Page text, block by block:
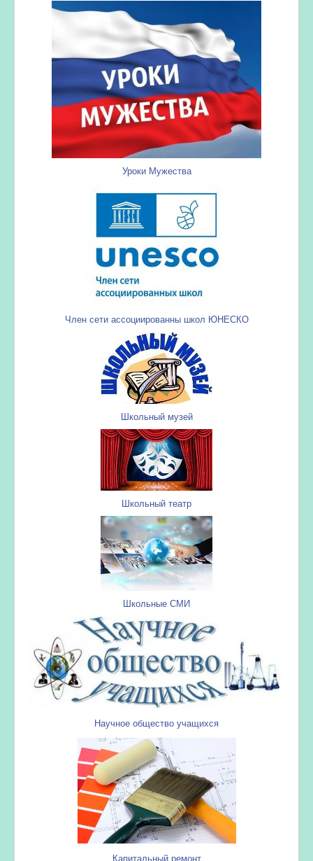
Уроки Мужества
Член сети ассоциированны школ ЮНЕСКО
Школьный музей
Школьный театр
Школьные СМИ
Научное общество учащихся
Капитальный ремонт